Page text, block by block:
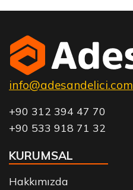
info@adesandelici.com
+90 312 394 47 70
+90 533 918 71 32
KURUMSAL
Hakkımızda